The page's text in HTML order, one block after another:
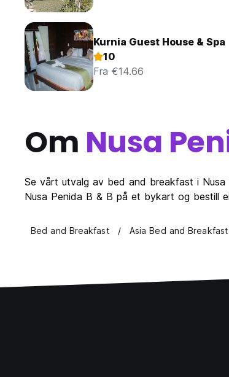
Kurnia Guest House & Spa
10
Fra €14.66
Om Nusa
Se vårt utvalg av bed and breakfast i
Nusa Penida B & B på et bykart og bestill
Bed and Breakfast Asia Bed and Breakfast